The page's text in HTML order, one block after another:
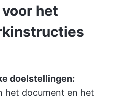
het
doelstellingen:
het document en het